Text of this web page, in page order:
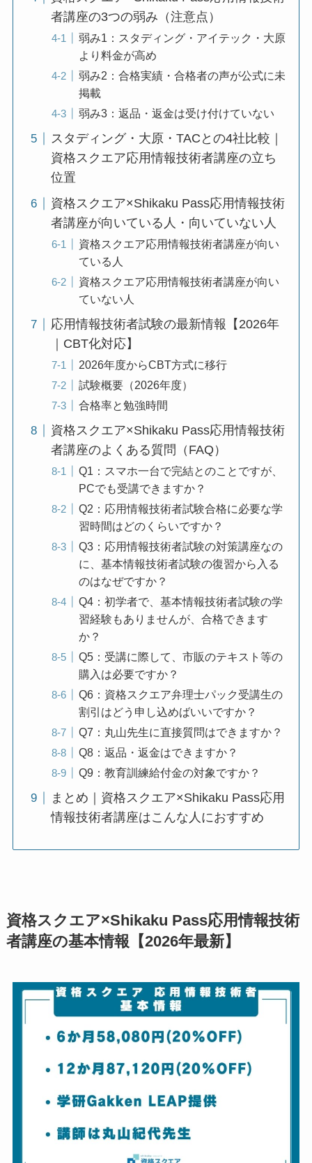
者講座の3つの弱み（注意点）
弱み1：スタディング・アイテック・大原
より料金が高め
弱み2：合格実績・合格者の声が公式に未
掲載
弱み3：返品・返金は受け付けていない
スタディング・大原・TACとの4社比較｜
資格スクエア応用情報技術者講座の立ち
位置
資格スクエア×Shikaku Pass応用情報技術
者講座が向いている人・向いていない人
資格スクエア応用情報技術者講座が向い
ている人
資格スクエア応用情報技術者講座が向い
ていない人
応用情報技術者試験の最新情報【2026年
｜CBT化対応】
2026年度からCBT方式に移行
試験概要（2026年度）
合格率と勉強時間
資格スクエア×Shikaku Pass応用情報技術
者講座のよくある質問（FAQ）
Q1：スマホ一台で完結とのことですが、
PCでも受講できますか？
Q2：応用情報技術者試験合格に必要な学
習時間はどのくらいですか？
Q3：応用情報技術者試験の対策講座なの
に、基本情報技術者試験の復習から入る
のはなぜですか？
Q4：初学者で、基本情報技術者試験の学
習経験もありませんが、合格できます
か？
Q5：受講に際して、市販のテキスト等の
購入は必要ですか？
Q6：資格スクエア弁理士パック受講生の
割引はどう申し込めばいいですか？
Q7：丸山先生に直接質問はできますか？
Q8：返品・返金はできますか？
Q9：教育訓練給付金の対象ですか？
まとめ｜資格スクエア×Shikaku Pass応用
情報技術者講座はこんな人におすすめ
資格スクエア×Shikaku Pass応用情報技術
者講座の基本情報【2026年最新】